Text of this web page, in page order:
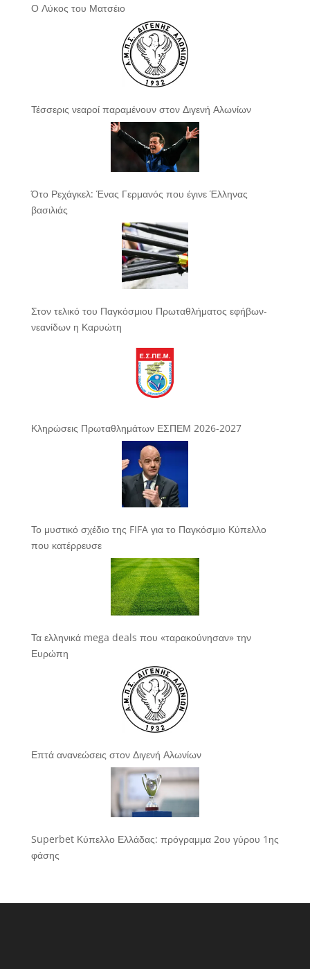
Ο Λύκος του Ματσέιο
Τέσσερις νεαροί παραμένουν στον Διγενή Αλωνίων
Ότο Ρεχάγκελ: Ένας Γερμανός που έγινε Έλληνας
βασιλιάς
Στον τελικό του Παγκόσμιου Πρωταθλήματος εφήβων-
νεανίδων η Καρυώτη
Κληρώσεις Πρωταθλημάτων ΕΣΠΕΜ 2026-2027
Το μυστικό σχέδιο της FIFA για το Παγκόσμιο Κύπελλο
που κατέρρευσε
Τα ελληνικά mega deals που «ταρακούνησαν» την
Ευρώπη
Επτά ανανεώσεις στον Διγενή Αλωνίων
Superbet Κύπελλο Ελλάδας: πρόγραμμα 2ου γύρου 1ης
φάσης